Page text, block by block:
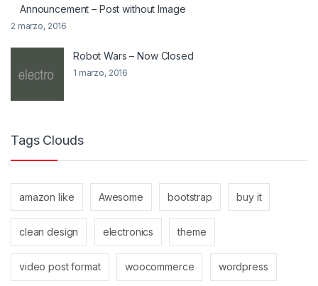
Announcement – Post without Image
2 marzo, 2016
Robot Wars – Now Closed
1 marzo, 2016
Tags Clouds
amazon like Awesome bootstrap buy it
clean design electronics theme
video post format woocommerce wordpress